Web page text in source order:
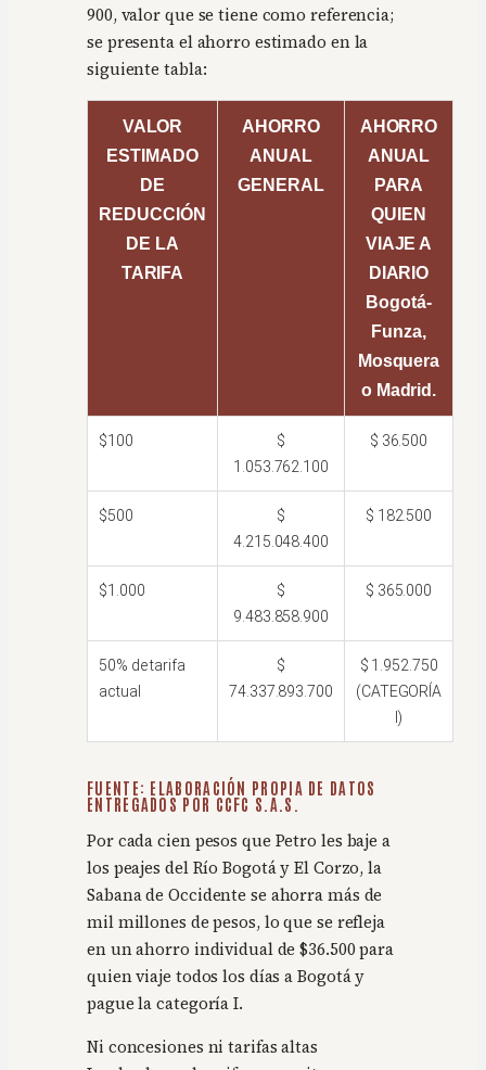
900, valor que se tiene como referencia;
se presenta el ahorro estimado en la
siguiente tabla:
VALOR
ESTIMADO
DE
REDUCCIÓN
DE LA
TARIFA
AHORRO
ANUAL
GENERAL
AHORRO
ANUAL
PARA
QUIEN
VIAJE A
DIARIO
Bogotá-
Funza,
Mosquera
o Madrid.
$100
$
1.053.762.100
$ 36.500
$500
$
4.215.048.400
$ 182.500
$1.000
$
9.483.858.900
$ 365.000
50% de tarifa
actual
$
74.337.893.700
$ 1.952.750
(CATEGORÍA
I)
FUENTE: ELABORACIÓN PROPIA DE DATOS
ENTREGADOS POR CCFC S.A.S.
Por cada cien pesos que Petro les baje a
los peajes del Río Bogotá y El Corzo, la
Sabana de Occidente se ahorra más de
mil millones de pesos, lo que se refleja
en un ahorro individual de $36.500 para
quien viaje todos los días a Bogotá y
pague la categoría I.
Ni concesiones ni tarifas altas